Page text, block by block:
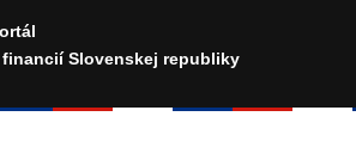
Slovenskej republiky